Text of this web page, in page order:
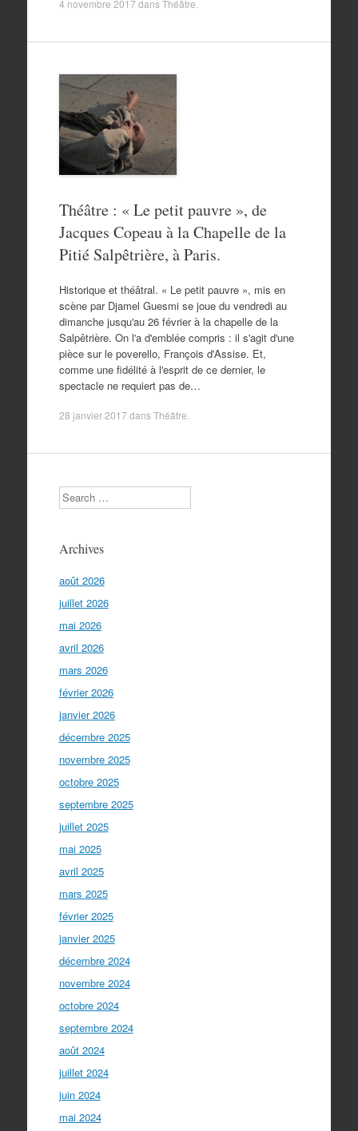
4 novembre 2017 dansThéâtre
Théâtre : « Le petit pauvre », de
Jacques Copeau à la Chapelle de la
Pitié Salpêtrière, à Paris.
Historique et théâtral. « Le petit pauvre », mis en
scène par Djamel Guesmi se joue du vendredi au
dimanche jusqu'au 26 février à la chapelle de la
Salpêtrière. On l'a d'emblée compris : il s'agit d'une
pièce sur le poverello, François d'Assise. Et,
comme une fidélité à l'esprit de ce dernier, le
spectacle ne requiert pas de…
28 janvier 2017 dansThéâtre
Search
Archives
août 2026
juillet 2026
mai 2026
avril 2026
mars 2026
février 2026
janvier 2026
décembre 2025
novembre 2025
octobre 2025
septembre 2025
juillet 2025
mai 2025
avril 2025
mars 2025
février 2025
janvier 2025
décembre 2024
novembre 2024
octobre 2024
septembre 2024
août 2024
juillet 2024
juin 2024
mai 2024